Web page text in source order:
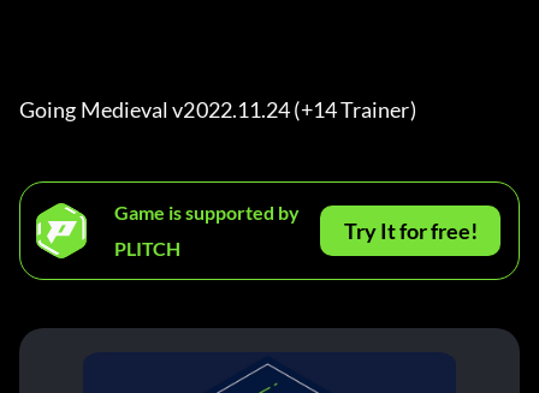
Going Medieval v2022.11.24 (+14 Trainer)
Game is supported by
PLITCH
Try It for free!